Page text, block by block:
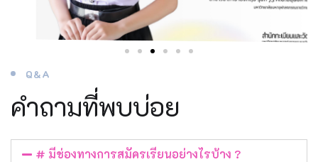
Q&A
คำถามที่พบบ่อย
# มีช่องทางการสมัครเรียนอย่างไรบ้าง ?